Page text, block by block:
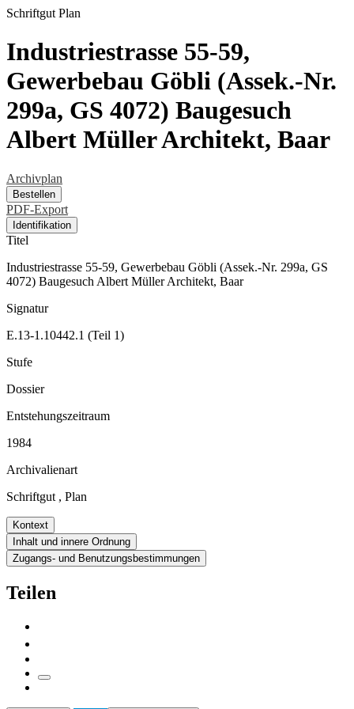
Schriftgut Plan
Industriestrasse 55-59,
Gewerbebau Göbli (Assek.-Nr.
299a, GS 4072) Baugesuch
Albert Müller Architekt, Baar
Archivplan
Bestellen
PDF-Export
Identifikation
Titel
Industriestrasse 55-59, Gewerbebau Göbli (Assek.-Nr. 299a, GS
4072) Baugesuch Albert Müller Architekt, Baar
Signatur
E.13-1.10442.1 (Teil 1)
Stufe
Dossier
Entstehungszeitraum
1984
Archivalienart
Schriftgut , Plan
Kontext
Inhalt und innere Ordnung
Zugangs- und Benutzungsbestimmungen
Teilen